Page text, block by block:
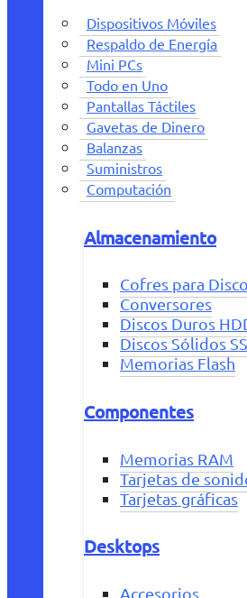
Dispositivos Móviles
Respaldo de Energía
Mini PCs
Todo en Uno
Pantallas Táctiles
Gavetas de Dinero
Balanzas
Suministros
Computación
Almacenamiento
Cofres para
Conversores
Discos Duros
Discos Sólidos
Memorias Flash
Componentes
Memorias RAM
Tarjetas de
Tarjetas gráficas
Desktops
Accesorios